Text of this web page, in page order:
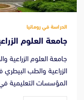
الدراسة في رومانيا
جامعة العلوم
جامعة العلوم
المؤسسات التعليمية